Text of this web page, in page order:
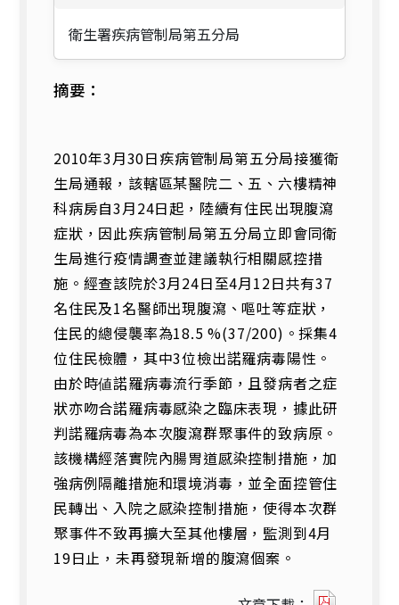
衛生署疾病管制局第五分局
摘要：
2010年3月30日疾病管制局第五分局接獲衛
生局通報，該轄區某醫院二、五、六樓精神
科病房自3月24日起，陸續有住民出現腹瀉
症狀，因此疾病管制局第五分局立即會同衛
生局進行疫情調查並建議執行相關感控措
施。經查該院於3月24日至4月12日共有37
名住民及1名醫師出現腹瀉、嘔吐等症狀，
住民的總侵襲率為18.5 %(37/200)。採集4
位住民檢體，其中3位檢出諾羅病毒陽性。
由於時値諾羅病毒流行季節，且發病者之症
狀亦吻合諾羅病毒感染之臨床表現，據此研
判諾羅病毒為本次腹瀉群聚事件的致病原。
該機構經落實院內腸胃道感染控制措施，加
強病例隔離措施和環境消毒，並全面控管住
民轉出、入院之感染控制措施，使得本次群
聚事件不致再擴大至其他樓層，監測到4月
19日止，未再發現新增的腹瀉個案。